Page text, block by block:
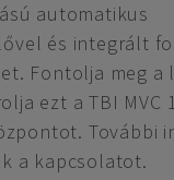
automatikus
és integrált
Fontolja meg a
ezt a TBI MVC
További
a kapcsolatot.